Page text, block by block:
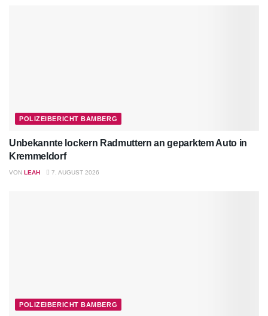
POLIZEIBERICHT BAMBERG
Unbekannte lockern Radmuttern an geparktem Auto in
Kremmeldorf
VON LEAH 7. AUGUST 2026
POLIZEIBERICHT BAMBERG